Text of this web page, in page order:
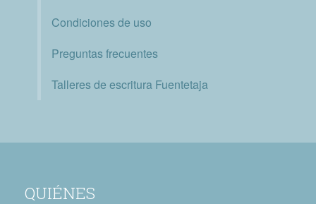
Condiciones de uso
Preguntas frecuentes
Talleres de escritura Fuentetaja
QUIÉNES